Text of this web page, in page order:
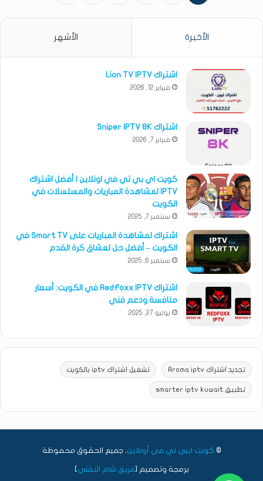
الأخيرة الأشهر
اشتراك Lion TV IPTV
فبراير 12, 2026
اشتراك Sniper IPTV 8K
فبراير 7, 2026
كويت اي بي تي في اونلاين | أفضل اشتراك
IPTV لمشاهدة المباريات والمسلسلات في
الكويت
سبتمبر 7, 2025
اشتراك لمشاهدة المباريات على Smart TV في
الكويت – أفضل حل لعشاق كرة القدم
سبتمبر 6, 2025
اشتراك RedFoxx IPTV في الكويت: أسعار
منافسة ودعم فني
يوليو 27, 2025
تجديد اشتراك Aroma iptv تشغيل اشتراك iptv بالكويت
تطبيق smarter iptv kuwait
© كويت ايبي تي في أونلاين. جميع الحقوق محفوظة
برمجة وتصميم [فريق شام التقني]